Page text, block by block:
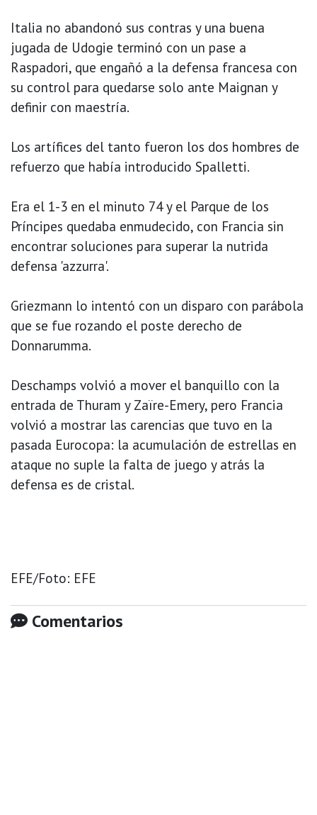
Italia no abandonó sus contras y una buena
jugada de Udogie terminó con un pase a
Raspadori, que engañó a la defensa francesa con
su control para quedarse solo ante Maignan y
definir con maestría.
Los artífices del tanto fueron los dos hombres de
refuerzo que había introducido Spalletti.
Era el 1-3 en el minuto 74 y el Parque de los
Príncipes quedaba enmudecido, con Francia sin
encontrar soluciones para superar la nutrida
defensa 'azzurra'.
Griezmann lo intentó con un disparo con parábola
que se fue rozando el poste derecho de
Donnarumma.
Deschamps volvió a mover el banquillo con la
entrada de Thuram y Zaïre-Emery, pero Francia
volvió a mostrar las carencias que tuvo en la
pasada Eurocopa: la acumulación de estrellas en
ataque no suple la falta de juego y atrás la
defensa es de cristal.
EFE/Foto: EFE
Comentarios